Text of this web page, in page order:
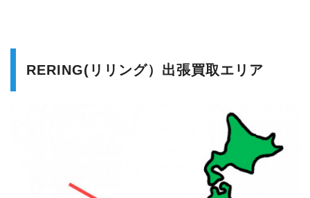
RERING(リリング）出張買取エリア